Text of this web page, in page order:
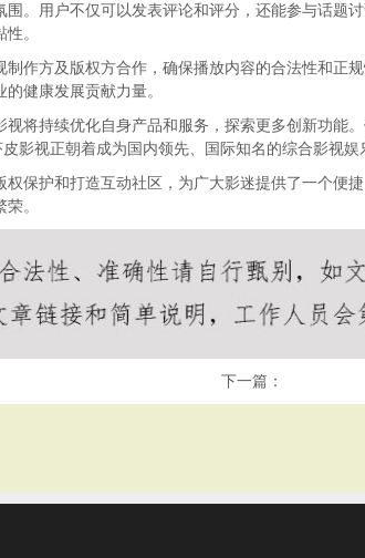
。用户不仅可以发表评论和评分，还能参与话题
。
作方及版权方合作，确保播放内容的合法性和正
健康发展贡献力量。
将持续优化自身产品和服务，探索更多创新功能
影视正朝着成为国内领先、国际知名的综合影视娱
保护和打造互动社区，为广大影迷提供了一个便
。
下一篇：